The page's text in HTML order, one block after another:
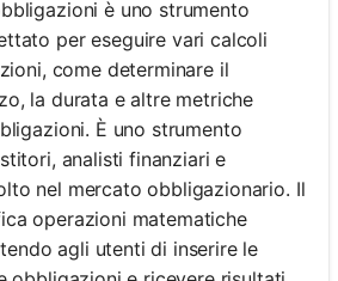
è uno strumento
per eseguire vari calcoli
come determinare il
la durata e altre metriche
È uno strumento
analisti finanziari e
nel mercato obbligazionario. Il
operazioni matematiche
agli utenti di inserire le